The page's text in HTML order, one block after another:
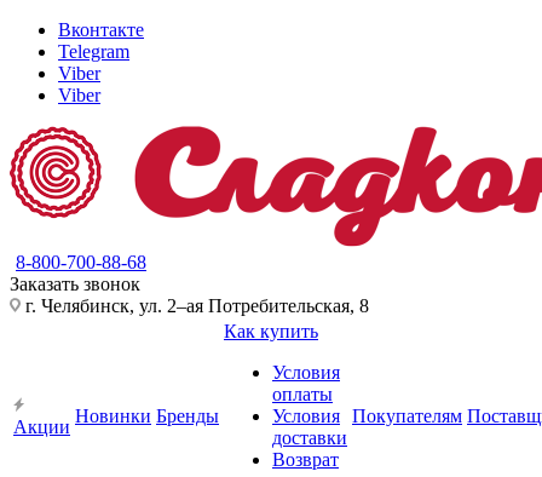
Вконтакте
Telegram
Viber
Viber
8-800-700-88-68
Заказать звонок
г. Челябинск, ул. 2–ая Потребительская, 8
Акции
Новинки Бренды
Как купить
Условия
оплаты
Условия
доставки
Возврат
Покупателям